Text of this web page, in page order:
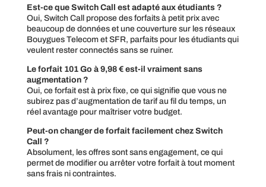
Est-ce que Switch Call est adapté aux étudiants ?
Oui, Switch Call propose des forfaits à petit prix avec
beaucoup de données et une couverture sur les réseaux
Bouygues Telecom et SFR, parfaits pour les étudiants qui
veulent rester connectés sans se ruiner.
Le forfait 101 Go à 9,98 € est-il vraiment sans
augmentation ?
Oui, ce forfait est à prix fixe, ce qui signifie que vous ne
subirez pas d’augmentation de tarif au fil du temps, un
réel avantage pour maîtriser votre budget.
Peut-on changer de forfait facilement chez Switch
Call ?
Absolument, les offres sont sans engagement, ce qui
permet de modifier ou arrêter votre forfait à tout moment
sans frais ni contraintes.